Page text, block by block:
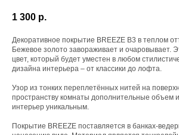
1 300 р.
Декоративное покрытие BREEZE В3 в теплом
Бежевое золото завораживает и очаровывает.
цвет, который будет уместен в любом
дизайна интерьера – от классики до лофта.
Узор из тонких переплетённых нитей на
пространству комнаты дополнительные объем
интерьер уникальным.
Покрытие BREEZE поставляется в банках-